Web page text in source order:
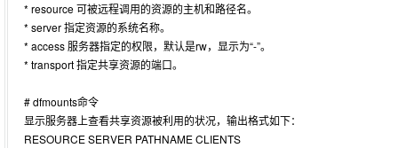
* resource 可被远程调用的资源的主机和路径名。
* server 指定资源的系统名称。
* access 服务器指定的权限，默认是rw，显示为“-”。
* transport 指定共享资源的端口。
# dfmounts命令
显示服务器上查看共享资源被利用的状况，输出格式如下：
RESOURCE SERVER PATHNAME CLIENTS